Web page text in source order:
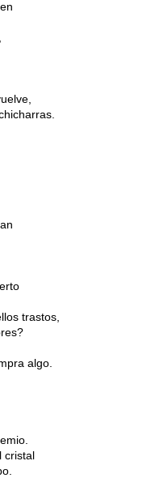
trastos,
algo.
cristal